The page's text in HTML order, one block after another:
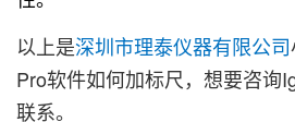
以上是深圳市理泰仪器有限公司
Pro软件如何加标尺，想要咨询
联系。